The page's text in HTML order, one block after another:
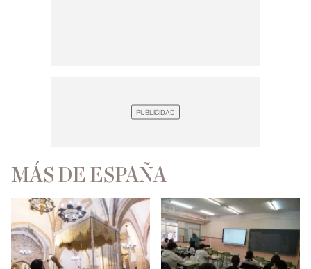
MÁS DE ESPAÑA